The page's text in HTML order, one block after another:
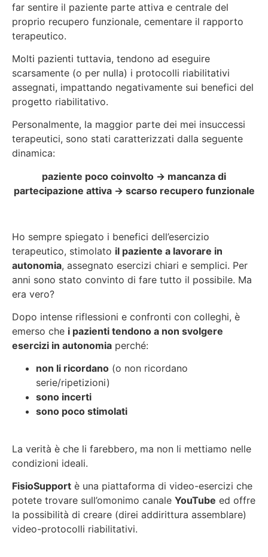
far sentire il paziente parte attiva e centrale del
proprio recupero funzionale, cementare il rapporto
terapeutico.
Molti pazienti tuttavia, tendono ad eseguire
scarsamente (o per nulla) i protocolli riabilitativi
assegnati, impattando negativamente sui benefici del
progetto riabilitativo.
Personalmente, la maggior parte dei mei insuccessi
terapeutici, sono stati caratterizzati dalla seguente
dinamica:
paziente poco coinvolto -> mancanza di
partecipazione attiva -> scarso recupero funzionale
Ho sempre spiegato i benefici dell’esercizio
terapeutico, stimolato il paziente a lavorare in
autonomia, assegnato esercizi chiari e semplici. Per
anni sono stato convinto di fare tutto il possibile. Ma
era vero?
Dopo intense riflessioni e confronti con colleghi, è
emerso che i pazienti tendono a non svolgere
esercizi in autonomia perché:
non li ricordano (o non ricordano
serie/ripetizioni)
sono incerti
sono poco stimolati
La verità è che li farebbero, ma non li mettiamo nelle
condizioni ideali.
FisioSupport è una piattaforma di video-esercizi che
potete trovare sull’omonimo canale YouTube ed offre
la possibilità di creare (direi addirittura assemblare)
video-protocolli riabilitativi.